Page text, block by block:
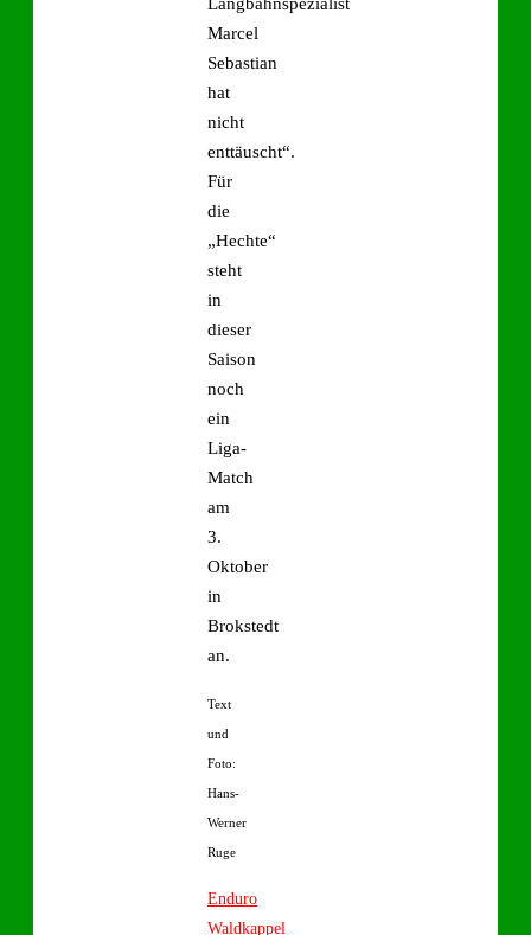
Marcel
Sebastian
hat
nicht
enttäuscht“.
Für
die
„Hechte“
steht
in
dieser
Saison
noch
ein
Liga-
Match
am
3.
Oktober
in
Brokstedt
an.
Text
und
Foto:
Hans-
Werner
Ruge
Enduro
Waldkappel